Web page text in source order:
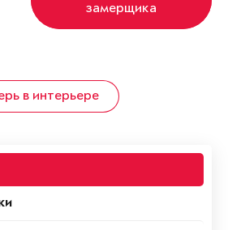
замерщика
в интерьере